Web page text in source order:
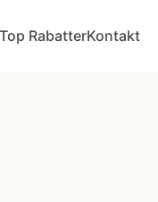
RabatterKontakt